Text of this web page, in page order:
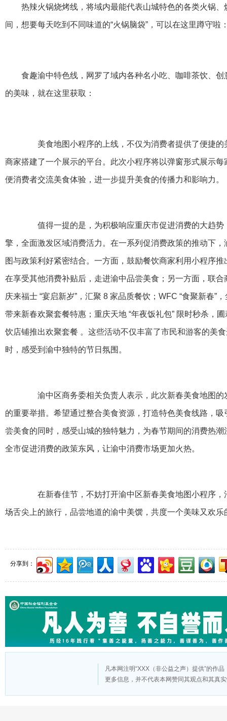
热辣火锅烧烤线，将域内最能代表山城特色的各类火锅
间，想要每天吃到不同味道的“火锅脑袋”，可以在这里蹲守啦
食趣渝中特色线，网罗了域内各种名小吃、咖啡茶饮、
的美味，就在这里获取：
美食地图小程序的上线，不仅为消费者提供了便捷的
商家搭建了一个展示的平台。此次小程序将以弹窗形式展示
便消费者交流美食体验，进一步提升美食的传播力和影响力。
值得一提的是，为积极响应重庆市促进消费的大趋势
擎，全面激发区域消费活力。在一系列促消费政策的推动下
图与政策利好紧密结合。一方面，鼓励餐饮商家利用小程序
在享受其他消费补贴后，走进渝中品尝美食；另一方面，联
庆来福士 “宴启新岁”，汇聚 8 家品质餐饮；WFC “食聚新春”
带来新春欢聚套餐特惠；重庆天地 “年夜饭礼包” 限时秒杀，
饮店铺推出欢聚套餐 。这些活动不仅丰富了市民和游客的美
时，感受到渝中独特的节日氛围。
渝中区商务委相关负责人表示，此次新春美食地图的
的重要举措。希望通过整合美食资源，打造特色美食线路，
尝美食的同时，感受山城的独特魅力，为春节期间的消费热
全市促进消费的政策东风，让渝中消费市场更加火热。
在新春佳节，不妨打开渝中区新春美食地图小程序，
场舌尖上的旅行，品尝地道的渝中美馔，共度一个美味又欢乐
分享到：
凡本网注明“XXX（非公益之声）提供”的作
更多信息，并不代表本网赞同其观点和其真